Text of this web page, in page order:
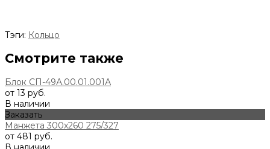
Тэги: Кольцо
Смотрите также
Блок СП-49А.00.01.001А
от 13 руб.
В наличии
Заказать
Манжета 300х260 275/327
от 481 руб.